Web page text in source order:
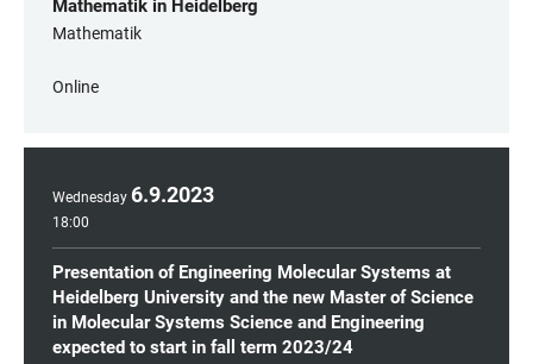
Mathematik in Heidelberg
Mathematik
Online
Wednesday 6.9.2023
18:00
Presentation of Engineering Molecular Systems at
Heidelberg University and the new Master of Science
in Molecular Systems Science and Engineering
expected to start in fall term 2023/24